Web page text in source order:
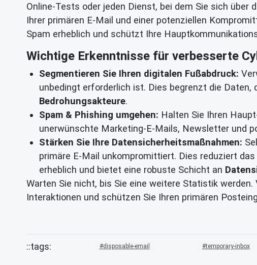
Online-Tests oder jeden Dienst, bei dem Sie sich
Ihrer primären E-Mail und einer potenziellen
Spam erheblich und schützt Ihre
Wichtige Erkenntnisse für verbesserte
Segmentieren Sie Ihren digitalen Fußabdruck:
unbedingt erforderlich ist. Dies begrenzt die
Bedrohungsakteure.
Spam & Phishing umgehen: Halten Sie Ihren
unerwünschte Marketing-E-Mails, Newsletter und
Stärken Sie Ihre Datensicherheitsmaßnahmen:
primäre E-Mail unkompromittiert. Dies reduziert
erheblich und bietet eine robuste Schicht an
Warten Sie nicht, bis Sie eine weitere Statistik
Interaktionen und schützen Sie Ihren primären
disposable-email temporary-inbox